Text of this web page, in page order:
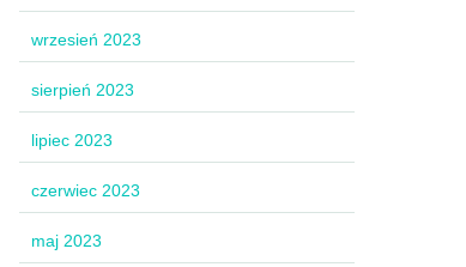
wrzesień 2023
sierpień 2023
lipiec 2023
czerwiec 2023
maj 2023